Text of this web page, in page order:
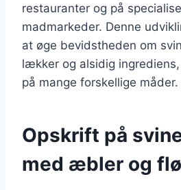
restauranter og på
madmarkeder. Denne
at øge bevidstheden om
lækker og alsidig
på mange forskellige måder.
Opskrift på
med æbler og